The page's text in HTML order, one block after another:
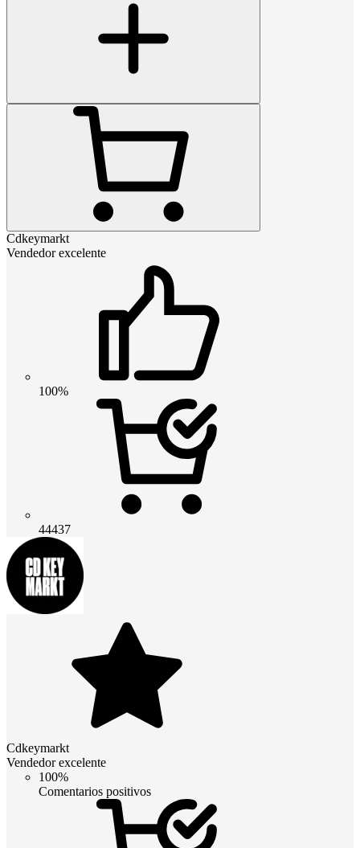
Cdkeymarkt
Vendedor excelente
100%
44437
Cdkeymarkt
Vendedor excelente
100%
Comentarios positivos